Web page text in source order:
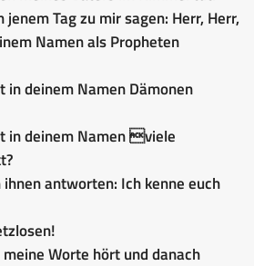
Tag zu mir sagen: Herr, Herr,
Namen als Propheten
in deinem Namen Dämonen
in deinem Namen viele
antworten: Ich kenne euch
meine Worte hört und danach